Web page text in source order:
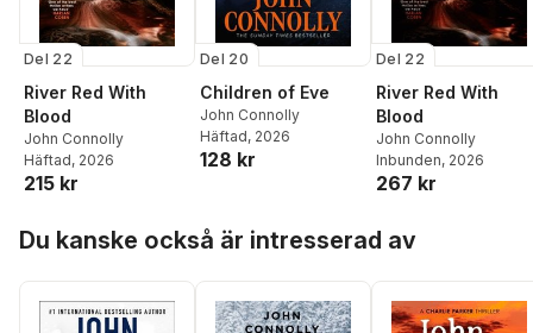
Del 22
River Red With
Blood
John Connolly
Häftad, 2026
215 kr
Del 20
Children of Eve
John Connolly
Häftad, 2026
128 kr
Del 22
River Red With
Blood
John Connolly
Inbunden, 2026
267 kr
Du kanske också är intresserad av